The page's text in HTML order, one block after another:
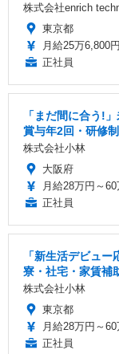
株式会社enrich
東京都
月給25万6,800
正社員
「まだ間に合う!
賞与年2回・研修
株式会社小林
大阪府
月給28万円～60
正社員
「新生活デビュ
寮・社宅・家賃補
株式会社小林
東京都
月給28万円～60
正社員